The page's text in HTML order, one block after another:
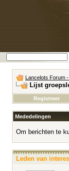
Lancelots Forum
Lijst
Registreer
Mededelingen
Om berichten te
Leden van